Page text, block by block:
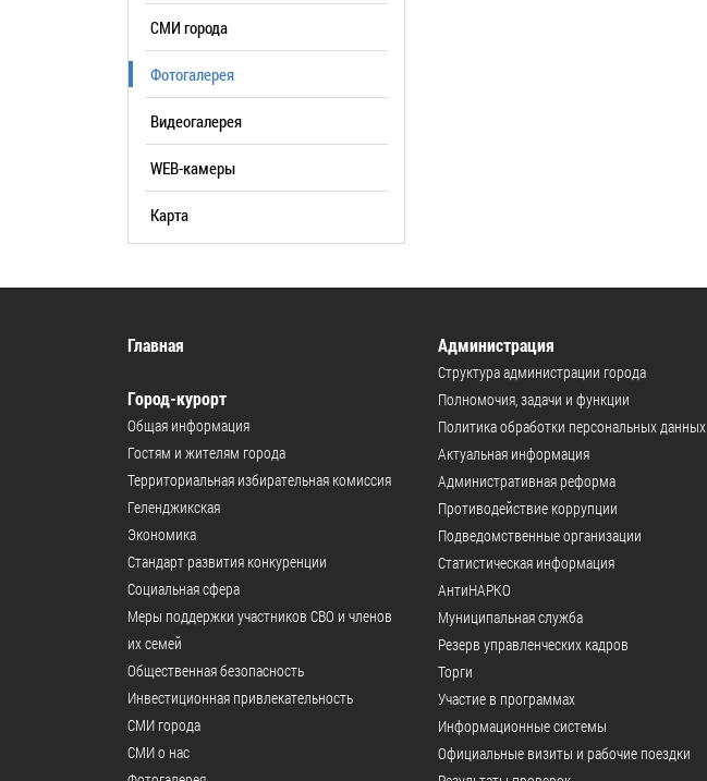
СМИ города
Фотогалерея
Видеогалерея
WEB-камеры
Карта
Главная
Город-курорт
Общая информация
Гостям и жителям города
Территориальная избирательная комиссия
Геленджикcкая
Экономика
Стандарт развития конкуренции
Социальная сфера
Меры поддержки участников СВО и членов
их семей
Общественная безопасность
Инвестиционная привлекательность
СМИ города
СМИ о нас
Администрация
Структура администрации города
Полномочия, задачи и функции
Политика обработки персональных данных
Актуальная информация
Административная реформа
Противодействие коррупции
Подведомственные организации
Статистическая информация
АнтиНАРКО
Муниципальная служба
Резерв управленческих кадров
Торги
Участие в программах
Информационные системы
Официальные визиты и рабочие поездки